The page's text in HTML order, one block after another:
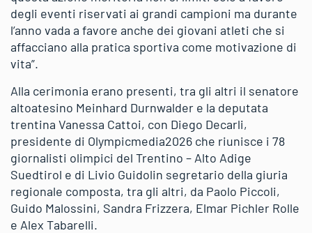
degli eventi riservati ai grandi campioni ma durante
l’anno vada a favore anche dei giovani atleti che si
affacciano alla pratica sportiva come motivazione di
vita”.
Alla cerimonia erano presenti, tra gli altri il senatore
altoatesino Meinhard Durnwalder e la deputata
trentina Vanessa Cattoi, con Diego Decarli,
presidente di Olympicmedia2026 che riunisce i 78
giornalisti olimpici del Trentino – Alto Adige
Suedtirol e di Livio Guidolin segretario della giuria
regionale composta, tra gli altri, da Paolo Piccoli,
Guido Malossini, Sandra Frizzera, Elmar Pichler Rolle
e Alex Tabarelli.